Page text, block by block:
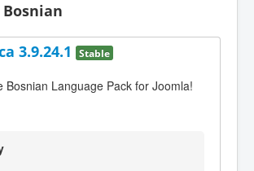
Bosnian
3.9.24.1 Stable
Bosnian Language Pack for Joomla!